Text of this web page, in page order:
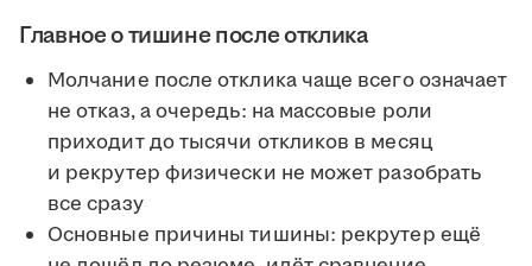
Главное о тишине после отклика
Молчание после отклика чаще всего означает
не отказ, а очередь: на массовые роли
приходит до тысячи откликов в месяц
и рекрутер физически не может разобрать
все сразу
Основные причины тишины: рекрутер ещё